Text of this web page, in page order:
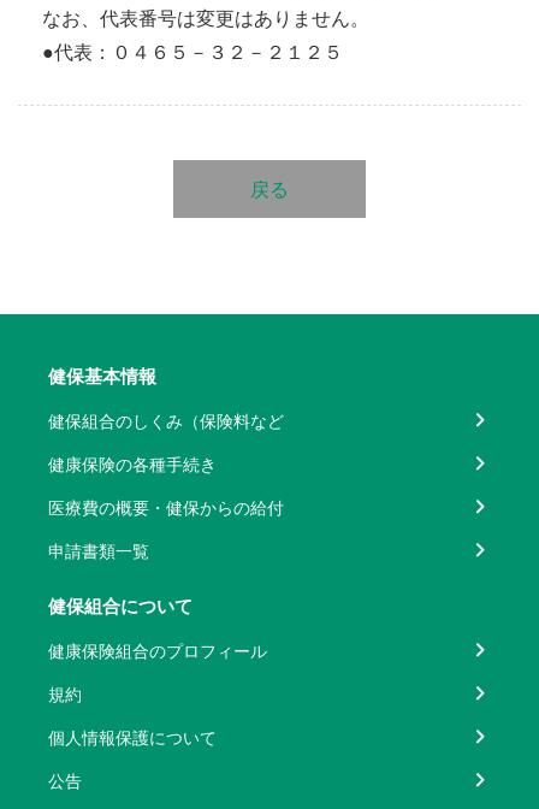
なお、代表番号は変更はありません。
●代表：０４６５－３２－２１２５
戻る
健保基本情報
健保組合のしくみ（保険料など
健康保険の各種手続き
医療費の概要・健保からの給付
申請書類一覧
健保組合について
健康保険組合のプロフィール
規約
個人情報保護について
公告